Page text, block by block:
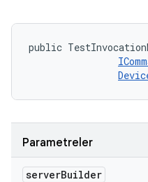
public
Parametreler
serverBuilder